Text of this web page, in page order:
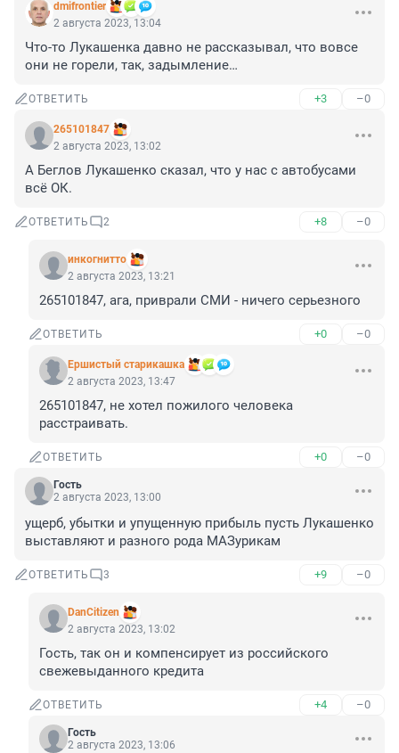
dmifrontier
2 августа 2023, 13:04
Что-то Лукашенка давно не рассказывал, что вовсе
они не горели, так, задымление…
ОТВЕТИТЬ +3 –0
265101847
2 августа 2023, 13:02
А Беглов Лукашенко сказал, что у нас с автобусами
всё ОК.
ОТВЕТИТЬ 2 +8 –0
инкогнитто
2 августа 2023, 13:21
265101847, ага, приврали СМИ - ничего серьезного
ОТВЕТИТЬ +0 –0
Ершистый старикашка
2 августа 2023, 13:47
265101847, не хотел пожилого человека
расстраивать.
ОТВЕТИТЬ +0 –0
Гость
2 августа 2023, 13:00
ущерб, убытки и упущенную прибыль пусть Лукашенко
выставляют и разного рода МАЗурикам
ОТВЕТИТЬ 3 +9 –0
DanCitizen
2 августа 2023, 13:02
Гость, так он и компенсирует из российского
свежевыданного кредита
ОТВЕТИТЬ +4 –0
Гость
2 августа 2023, 13:06